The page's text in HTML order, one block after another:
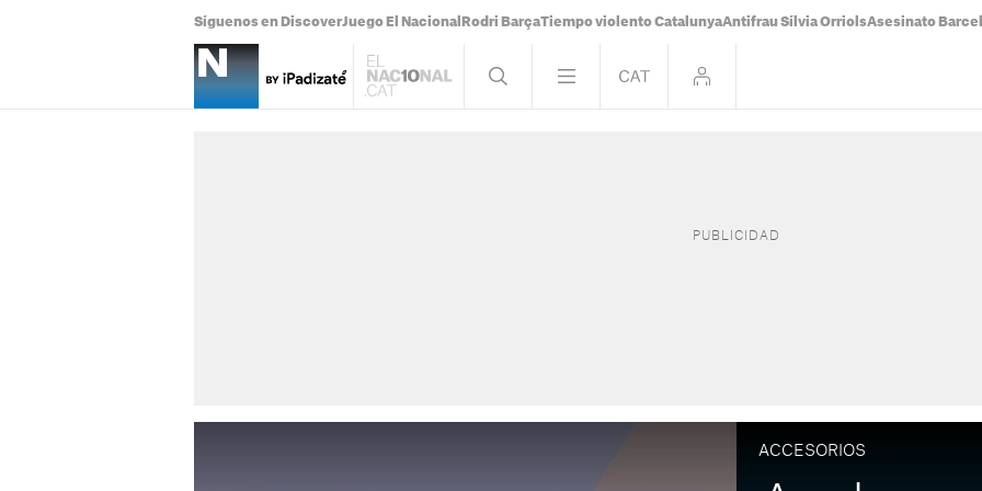
Síguenos en DiscoverJuego El Nacional Rodri BarçaTiempo violento CatalunyaAntifrau Sílvia OrriolsAsesinato
ACCESORIOS